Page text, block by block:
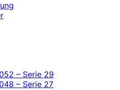
– Serie 29
– Serie 27